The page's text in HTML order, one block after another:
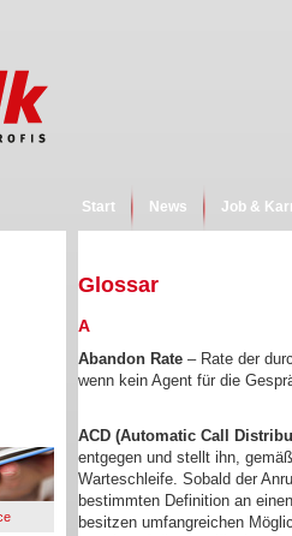
Start News Job &
Glossar
A
Abandon Rate – Rate der
wenn kein Agent für die
ACD (Automatic Call
entgegen und stellt ihn,
Warteschleife. Sobald der
bestimmten Definition an
besitzen umfangreichen